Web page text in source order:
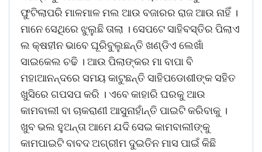
ଫୁଟିଲାପରି ମାଳମାଳ ମଲ ଆଉ ବଜାରର ରାଜ ଆଉ ନାହିଁ ।
ମାନେ ସେଥିରେ ଝୁଲୁଛି ତାଲା । ସେପଟେ ସାହିବସ୍ତିର ପିଲାଏ
ଲ କ୍ଷହୀନ ଭାବେ ଘୂରିବୁଲୁଛନ୍ତି ଖଣ୍ଡିଏ ଲେଖାଁ
ସାଇକେଲ ଚଢି । ଆଉ ପିଲାଙ୍କର ମା ବାପା ବି
ମହାଆନନ୍ଦରେ ସମୟ କାଟୁଛନ୍ତି ସାହିପଡୋଶୀଙ୍କ ସହିତ
ଖୁସିରେ ଗପସପ କରି । ଏବେ କାହାରି ଘରକୁ ଆଉ
କାମବାଲୀ ବା ଚାକରାଣୀ ଆସୁନାହାଁନ୍ତି ପାଇଟି କରିବାକୁ ।
ଖୁବ ଭଲ ହୁଅନ୍ତା ଆମେ ଯଦି ସେଇ କାମବାଲୀଙ୍କୁ
କାମପାଇଟି ବାବଦ ଅଗ୍ରୀମ ଦୁଇତିନ ମାସ ପାଇଁ କିଛି